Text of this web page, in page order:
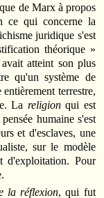
de Marx à propos
ce qui concerne la
juridique s'est
théorique »
atteint son plus
qu'un système de
terrestre,
La religionqui est
humaine s'est
et d'esclaves, une
sur le modèle
d'exploitation. Pour
la réflexion, qui fut